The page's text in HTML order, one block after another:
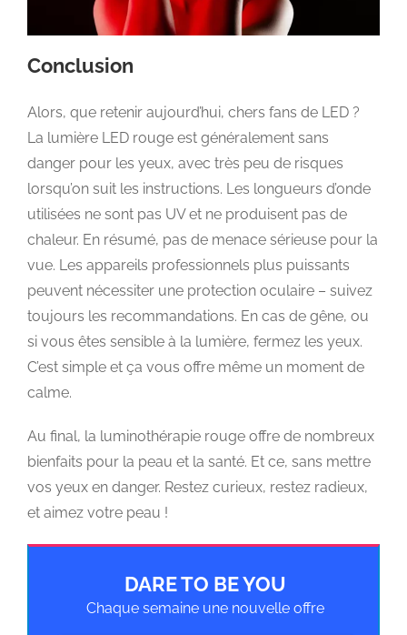
Conclusion
Alors, que retenir aujourd’hui, chers fans de LED ?
La lumière LED rouge est généralement sans
danger pour les yeux, avec très peu de risques
lorsqu’on suit les instructions. Les longueurs d’onde
utilisées ne sont pas UV et ne produisent pas de
chaleur. En résumé, pas de menace sérieuse pour la
vue. Les appareils professionnels plus puissants
peuvent nécessiter une protection oculaire – suivez
toujours les recommandations. En cas de gêne, ou
si vous êtes sensible à la lumière, fermez les yeux.
C’est simple et ça vous offre même un moment de
calme.
Au final, la luminothérapie rouge offre de nombreux
bienfaits pour la peau et la santé. Et ce, sans mettre
vos yeux en danger. Restez curieux, restez radieux,
et aimez votre peau !
DARE TO BE YOU
Chaque semaine une nouvelle offre